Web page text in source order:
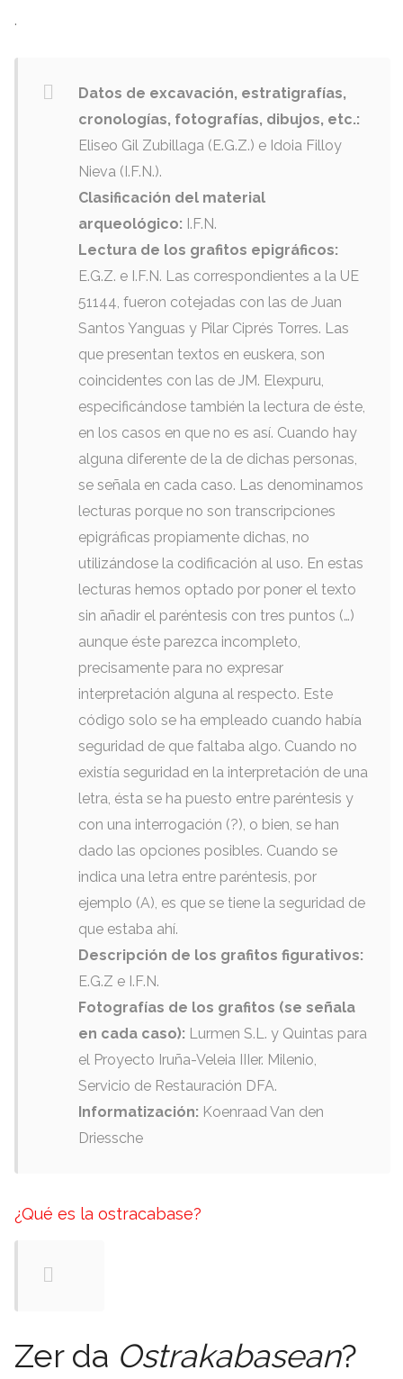
.
Datos de excavación, estratigrafías,
cronologías, fotografías, dibujos, etc.:
Eliseo Gil Zubillaga(E.G.Z.) e Idoia Filloy
Nieva(I.F.N.).
Clasificación del material
arqueológico: I.F.N.
Lectura de los grafitos epigráficos:
E.G.Z. e I.F.N. Las correspondientes a la UE
51144, fueron cotejadas con las de Juan
Santos Yanguas y Pilar Ciprés Torres. Las
que presentan textos en euskera, son
coincidentes con las de JM. Elexpuru,
especificándose también la lectura de éste,
en los casos en que no es así. Cuando hay
alguna diferente de la de dichas personas,
se señala en cada caso. Las denominamos
lecturas porque no son transcripciones
epigráficas propiamente dichas, no
utilizándose la codificación al uso. En estas
lecturas hemos optado por poner el texto
sin añadir el paréntesis con tres puntos (…)
aunque éste parezca incompleto,
precisamente para no expresar
interpretación alguna al respecto. Este
código solo se ha empleado cuando había
seguridad de que faltaba algo. Cuando no
existía seguridad en la interpretación de una
letra, ésta se ha puesto entre paréntesis y
con una interrogación (?), o bien, se han
dado las opciones posibles. Cuando se
indica una letra entre paréntesis, por
ejemplo (A), es que se tiene la seguridad de
que estaba ahí.
Descripción de los grafitos figurativos:
E.G.Z e I.F.N.
Fotografías de los grafitos (se señala
en cada caso): Lurmen S.L. y Quintas para
el Proyecto Iruña-Veleia IIIer. Milenio,
Servicio de Restauración DFA.
Informatización: Koenraad Van den
Driessche
¿Qué es la ostracabase?
Zer da Ostrakabasean?